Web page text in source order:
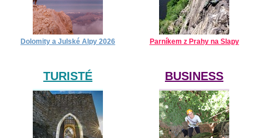
Dolomity a Julské Alpy 2026 Parníkem z Prahy na Slapy
TURISTÉ BUSINESS